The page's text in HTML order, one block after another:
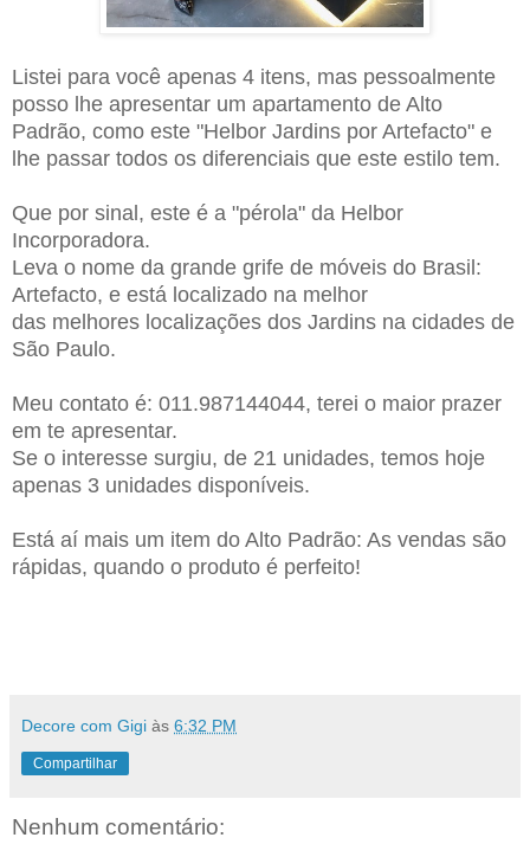
Listei para você apenas 4 itens, mas pessoalmente
posso lhe apresentar um apartamento de Alto
Padrão, como este "Helbor Jardins por Artefacto" e
lhe passar todos os diferenciais que este estilo tem.
Que por sinal, este é a "pérola" da Helbor
Incorporadora.
Leva o nome da grande grife de móveis do Brasil:
Artefacto, e está localizado na melhor
das melhores localizações dos Jardins na cidades de
São Paulo.
Meu contato é: 011.987144044, terei o maior prazer
em te apresentar.
Se o interesse surgiu, de 21 unidades, temos hoje
apenas 3 unidades disponíveis.
Está aí mais um item do Alto Padrão: As vendas são
rápidas, quando o produto é perfeito!
Decore com Gigi às 6:32 PM
Compartilhar
Nenhum comentário: